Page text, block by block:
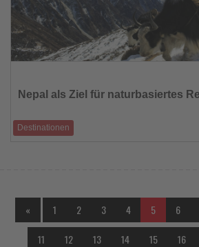
die
Nachrichten
Nepal als Ziel für naturbasiertes
Destinationen
« 1 2 3 4 5 6
11 12 13 14 15 16